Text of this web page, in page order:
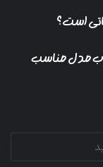
است؟
مدل مناسب